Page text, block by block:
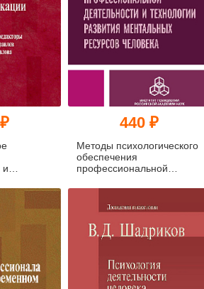
и
440 ₽
Методы психологического
обеспечения
профессиональной
технологии развития
ментальных ресурсов
человека